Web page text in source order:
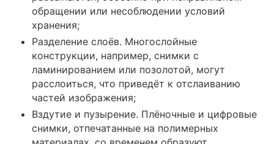
обращении или несоблюдении условий
хранения;
Разделение слоёв. Многослойные
конструкции, например, снимки с
ламинированием или позолотой, могут
расслоиться, что приведёт к отслаиванию
частей изображения;
Вздутие и пузырение. Плёночные и цифровые
снимки, отпечатанные на полимерных